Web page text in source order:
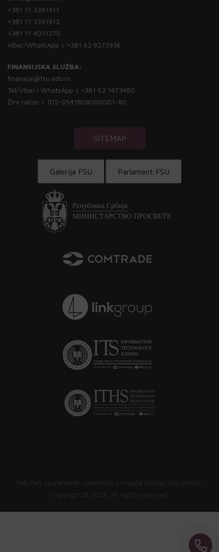
+381 11 3391911
+381 11 3391912
+381 11 4011270
Viber/WhatsApp | +381 62 9273936
FINANSIJSKA SLUŽBA:
finansije@fsu.edu.rs
Tel/Viber i WhatsApp | +381 62 1473480
Žiro račun | 105-0541809000001-80
SITEMAP
Galerija FSU Parlament FSU